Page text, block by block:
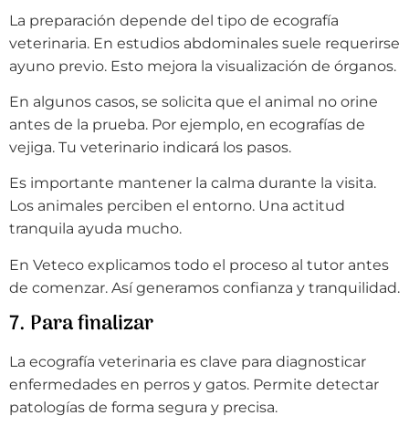
La preparación depende del tipo de ecografía
veterinaria. En estudios abdominales suele requerirse
ayuno previo. Esto mejora la visualización de órganos.
En algunos casos, se solicita que el animal no orine
antes de la prueba. Por ejemplo, en ecografías de
vejiga. Tu veterinario indicará los pasos.
Es importante mantener la calma durante la visita.
Los animales perciben el entorno. Una actitud
tranquila ayuda mucho.
En Veteco explicamos todo el proceso al tutor antes
de comenzar. Así generamos confianza y tranquilidad.
7. Para finalizar
La ecografía veterinaria es clave para diagnosticar
enfermedades en perros y gatos. Permite detectar
patologías de forma segura y precisa.